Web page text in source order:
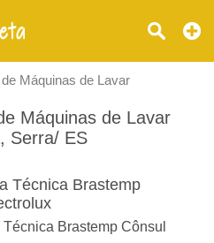
Máquinas de Lavar
Máquinas de Lavar
Serra/ ES
Técnica Brastemp
Brastemp Cônsul